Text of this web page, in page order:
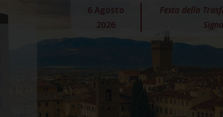
6 Agosto
2026
Festa della